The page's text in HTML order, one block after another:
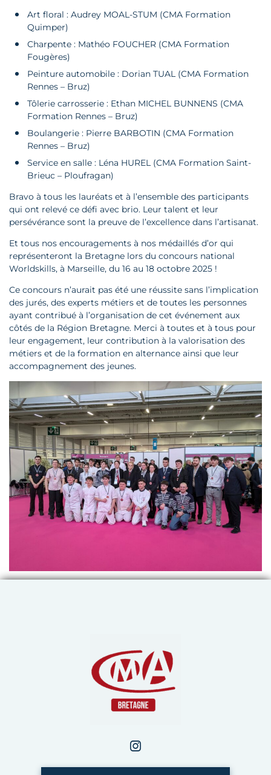
Art floral : Audrey MOAL-STUM (CMA Formation
Quimper)
Charpente : Mathéo FOUCHER (CMA Formation
Fougères)
Peinture automobile : Dorian TUAL (CMA Formation
Rennes – Bruz)
Tôlerie carrosserie : Ethan MICHEL BUNNENS (CMA
Formation Rennes – Bruz)
Boulangerie : Pierre BARBOTIN (CMA Formation
Rennes – Bruz)
Service en salle : Léna HUREL (CMA Formation Saint-
Brieuc – Ploufragan)
Bravo à tous les lauréats et à l’ensemble des participants
qui ont relevé ce défi avec brio. Leur talent et leur
persévérance sont la preuve de l’excellence dans l’artisanat.
Et tous nos encouragements à nos médaillés d’or qui
représenteront la Bretagne lors du concours national
Worldskills, à Marseille, du 16 au 18 octobre 2025 !
Ce concours n’aurait pas été une réussite sans l’implication
des jurés, des experts métiers et de toutes les personnes
ayant contribué à l’organisation de cet événement aux
côtés de la Région Bretagne. Merci à toutes et à tous pour
leur engagement, leur contribution à la valorisation des
métiers et de la formation en alternance ainsi que leur
accompagnement des jeunes.
Chambre de Métiers et
Instagram